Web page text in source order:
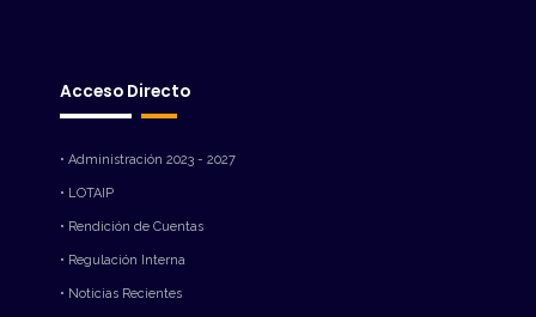
Acceso Directo
• Administración 2023 - 2027
• LOTAIP
• Rendición de Cuentas
• Regulación Interna
• Noticias Recientes